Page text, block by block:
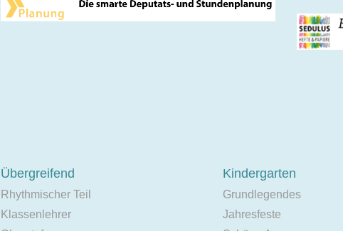
Übergreifend
Rhythmischer Teil
Klassenlehrer
Kindergarten
Grundlegendes
Jahresfeste